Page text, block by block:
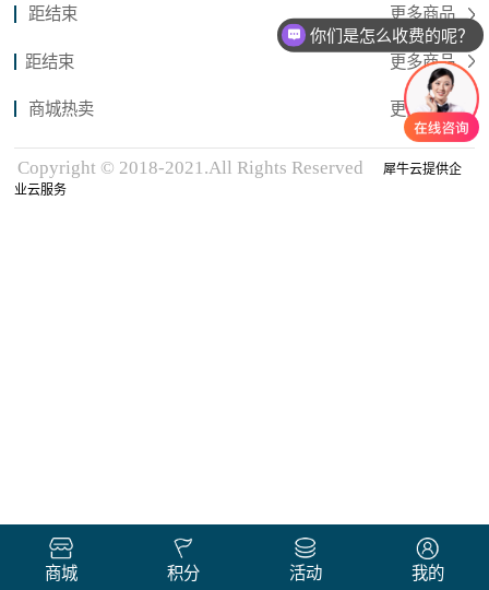
距结束 更多商品
距结束 更多商品
商城热卖 更多商品
Copyright © 2018-2021.All Rights Reserved
犀牛云提供企
业云服务
商城 积分 活动 我的
你们是怎么收费的呢？